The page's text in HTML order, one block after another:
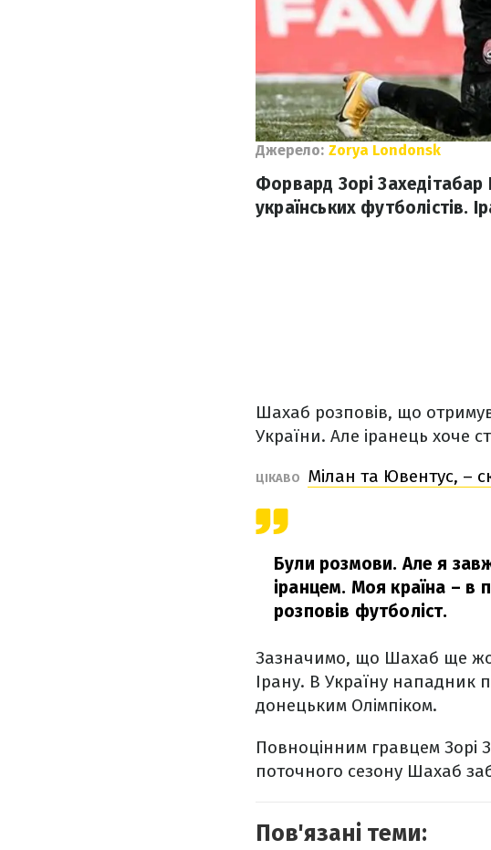
Джерело: Zorya Londonsk
Форвард Зорі
українських футболістів.
Шахаб розповів, що
України. Але іранець хоче
ЦІКАВО Мілан та Ювентус, –
Були розмови. Але я
іранцем. Моя країна – в
розповів футболіст.
Зазначимо, що Шахаб ще
Ірану. В Україну нападник
донецьким Олімпіком.
Повноцінним гравцем Зорі
поточного сезону Шахаб
Пов'язані теми: